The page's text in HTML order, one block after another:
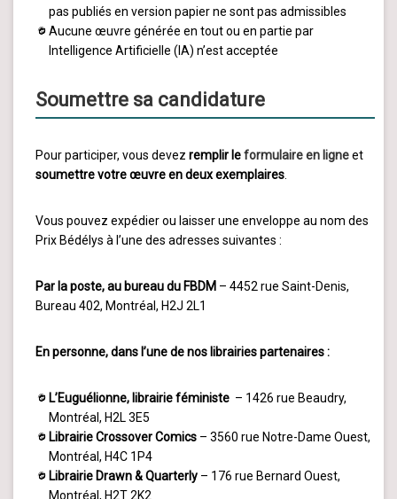
pas publiés en version papier ne sont pas admissibles
Aucune œuvre générée en tout ou en partie par
Intelligence Artificielle (IA) n’est acceptée
Soumettre sa candidature
Pour participer, vous devez remplir leformulaire en ligneet
soumettre votre œuvre en deux exemplaires
Vous pouvez expédier ou laisser une enveloppe au nom des
Prix Bédélys à l’une des adresses suivantes :
Par la poste, au bureau du FBDM – 4452 rue Saint-Denis,
Bureau 402, Montréal, H2J 2L1
En personne, dans l’une de nos librairies partenaires :
L’Euguélionne, librairie féministe – 1426 rue Beaudry,
Montréal, H2L 3E5
Librairie Crossover Comics – 3560 rue Notre-Dame Ouest,
Montréal, H4C 1P4
Librairie Drawn & Quarterly – 176 rue Bernard Ouest,
Montréal, H2T 2K2